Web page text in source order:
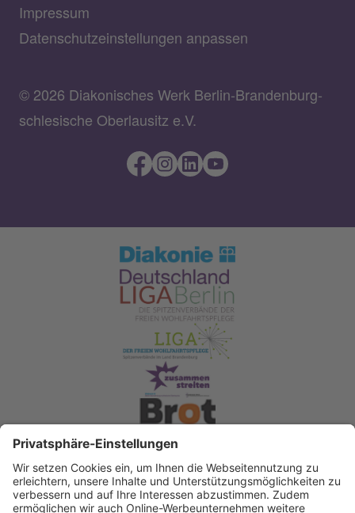
Impressum
Datenschutzeinstellungen anpassen
© 2026 Diakonisches Werk Berlin-Brandenburg-
schlesische Oberlausitz e.V.